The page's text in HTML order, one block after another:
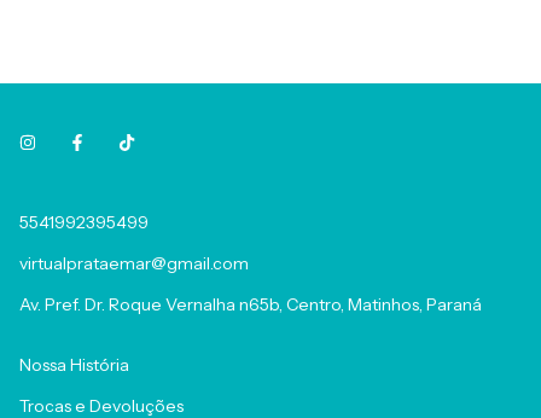
5541992395499
virtualprataemar@gmail.com
Av. Pref. Dr. Roque Vernalha n65b, Centro, Matinhos, Paraná
Nossa História
Trocas e Devoluções